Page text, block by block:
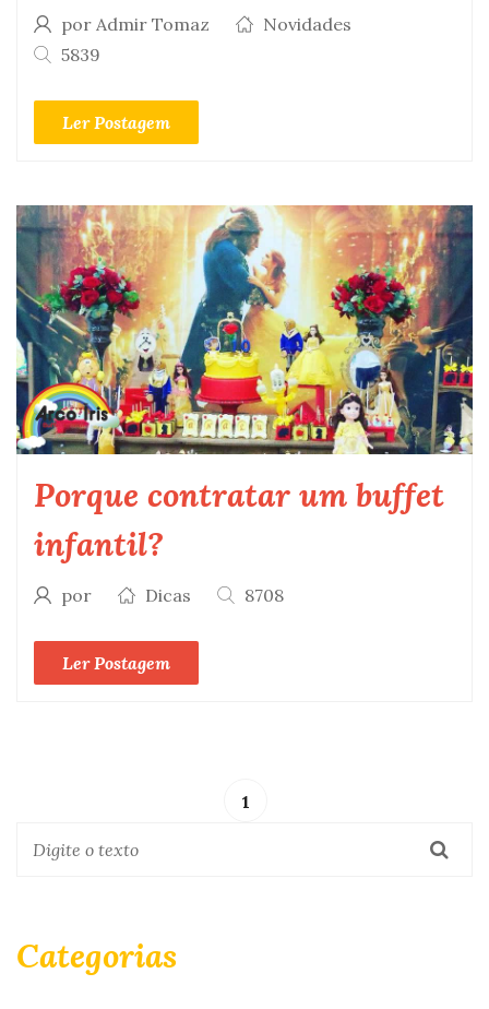
por Admir Tomaz
Novidades
5839
Ler Postagem
Porque contratar um buffet
infantil?
por Dicas 8708
Ler Postagem
1
Categorias